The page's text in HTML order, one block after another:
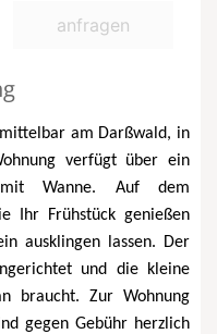
anfragen
am Darßwald, in
verfügt über ein
mit Wanne. Auf dem
Ihr Frühstück genießen
ausklingen lassen. Der
und die kleine
braucht. Zur Wohnung
gegen Gebühr herzlich